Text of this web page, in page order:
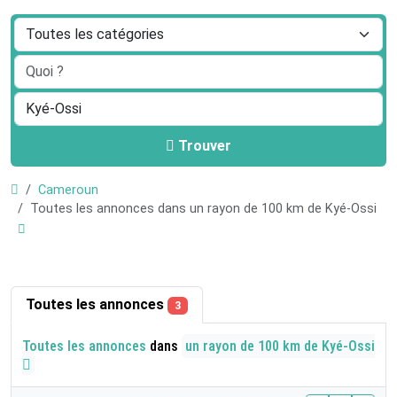
Trouver
Cameroun
Toutes les annonces dans un rayon de 100 km de Kyé-Ossi
Toutes les annonces 3
Toutes les annonces dans un rayon de 100 km de Kyé-Ossi